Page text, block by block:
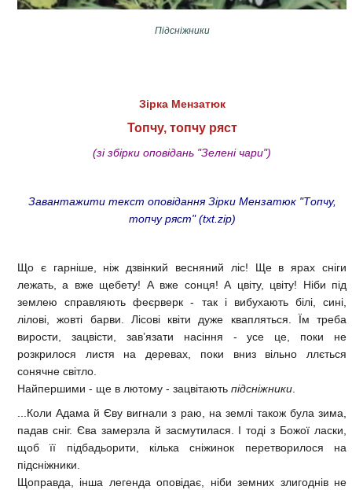
Підсніжники
Зірка Мензатюк
Топчу, топчу ряст
(зі збірки оповідань "Зелені чари")
Завантажити текст оповідання Зірки Мензатюк "Топчу,
топчу ряст" (txt.zip)
Що є гарніше, ніж дзвінкий весняний ліс! Ще в ярах сніги
лежать, а вже щебету! А вже сонця! А цвіту, цвіту! Ніби під
землею справляють феєрверк - так і вибухають білі, сині,
лілові, жовті барви. Лісові квіти дуже квапляться. Їм треба
вирости, зацвісти, зав’язати насіння - усе це, поки не
розкрилося листя на деревах, поки вниз вільно ллється
сонячне світло.
Найпершими - ще в лютому - зацвітають підсніжники.
...Коли Адама й Єву вигнали з раю, на землі також була зима,
падав сніг. Єва замерзла й засмутилася. І тоді з Божої ласки,
щоб її підбадьорити, кілька сніжинок перетворилося на
підсніжники.
Щоправда, інша легенда оповідає, ніби земних злигоднів не